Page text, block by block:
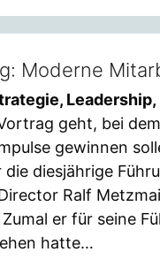
Moderne
geht, bei
gewinnen
die diesjährige
Ralf
er für seine
hatte…